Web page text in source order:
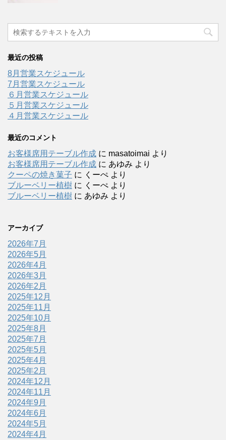
最近の投稿
8月営業スケジュール
7月営業スケジュール
６月営業スケジュール
５月営業スケジュール
４月営業スケジュール
最近のコメント
お客様席用テーブル作成 に masatoimai より
お客様席用テーブル作成 に あゆみ より
クーペの焼き菓子 に くーぺ より
ブルーベリー植樹 に くーぺ より
ブルーベリー植樹 に あゆみ より
アーカイブ
2026年7月
2026年5月
2026年4月
2026年3月
2026年2月
2025年12月
2025年11月
2025年10月
2025年8月
2025年7月
2025年5月
2025年4月
2025年2月
2024年12月
2024年11月
2024年9月
2024年6月
2024年5月
2024年4月